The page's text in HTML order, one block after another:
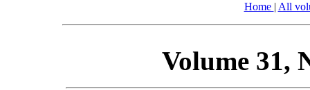
Home | All
Volume 31,